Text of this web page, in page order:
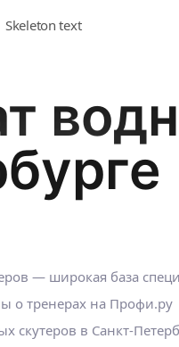
— широкая база
о тренерах на Профи.ру
скутеров в Санкт-